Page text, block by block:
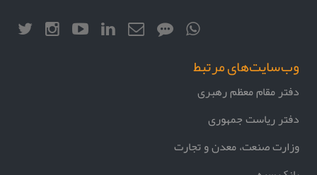
وب‌سایت‌های مرتبط
دفتر مقام معظم رهبری
دفتر ریاست جمهوری
وزارت صنعت، معدن و تجارت